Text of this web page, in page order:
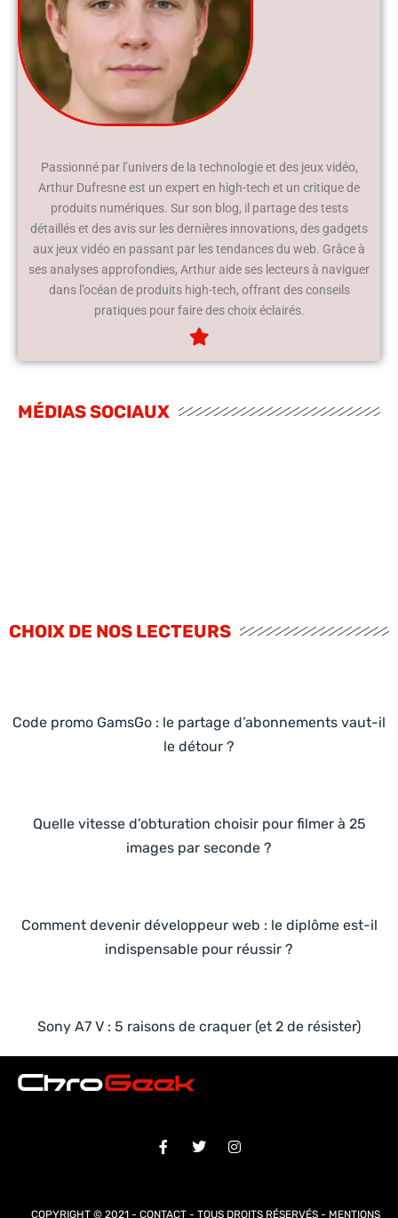
Passionné par l’univers de la technologie et des jeux vidéo,
Arthur Dufresne est un expert en high-tech et un critique de
produits numériques. Sur son blog, il partage des tests
détaillés et des avis sur les dernières innovations, des gadgets
aux jeux vidéo en passant par les tendances du web. Grâce à
ses analyses approfondies, Arthur aide ses lecteurs à naviguer
dans l’océan de produits high-tech, offrant des conseils
pratiques pour faire des choix éclairés.
MÉDIAS SOCIAUX
CHOIX DE NOS LECTEURS
Code promo GamsGo : le partage d’abonnements vaut-il
le détour ?
Quelle vitesse d’obturation choisir pour filmer à 25
images par seconde ?
Comment devenir développeur web : le diplôme est-il
indispensable pour réussir ?
Sony A7 V : 5 raisons de craquer (et 2 de résister)
COPYRIGHT © 2021 - CONTACT - TOUS DROITS RÉSERVÉS - MENTIONS